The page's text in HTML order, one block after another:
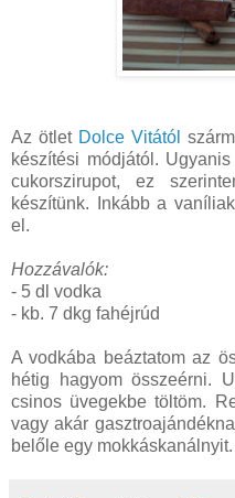
Az ötlet Dolce Vitától
készítési módjától.
cukorszirupot, ez
készítünk. Inkább a
el.
Hozzávalók:
- 5 dl vodka
- kb. 7 dkg fahéjrúd
A vodkába beáztatom az
hétig hagyom összeérni.
csinos üvegekbe töltöm.
vagy akár
belőle egy mokkáskanálnyit.